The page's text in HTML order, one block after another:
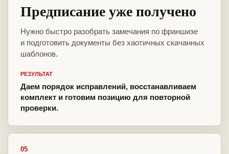
Предписание уже получено
Нужно быстро разобрать замечания по франшизе
и подготовить документы без хаотичных скачанных
шаблонов.
РЕЗУЛЬТАТ
Даем порядок исправлений, восстанавливаем
комплект и готовим позицию для повторной
проверки.
05